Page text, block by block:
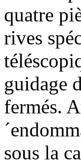
quatre
rives
guidage
fermés.
sous la